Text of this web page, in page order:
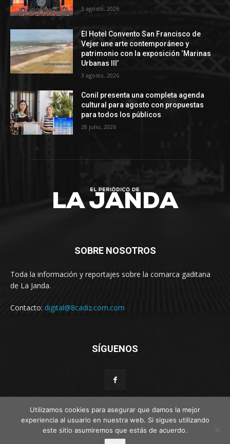
5 agosto, 2026
El Hotel Convento San Francisco de
Vejer une arte contemporáneo y
patrimonio con la exposición ‘Marinas
Urbanas III’
3 agosto, 2026
Conil presenta una completa agenda
cultural para agosto con propuestas
para todos los públicos
28 julio, 2026
SOBRE NOSOTROS
Toda la información y reportajes sobre la comarca gaditana
de La Janda.
Contacto: digital@8cadiz.com.com
SÍGUENOS
© Web por Estímulo kreativo
Utilizamos cookies para asegurar que damos la mejor
experiencia al usuario en nuestra web. Si sigues utilizando
este sitio asumiremos que estás de acuerdo.